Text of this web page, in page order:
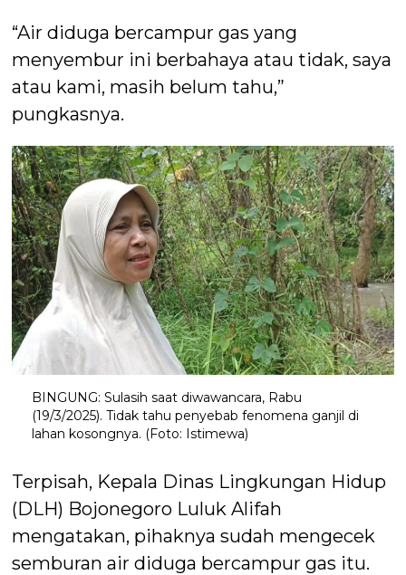
“Air diduga bercampur gas yang
menyembur ini berbahaya atau tidak, saya
atau kami, masih belum tahu,”
pungkasnya.
BINGUNG: Sulasih saat diwawancara, Rabu
(19/3/2025). Tidak tahu penyebab fenomena ganjil di
lahan kosongnya. (Foto: Istimewa)
Terpisah, Kepala Dinas Lingkungan Hidup
(DLH) Bojonegoro Luluk Alifah
mengatakan, pihaknya sudah mengecek
semburan air diduga bercampur gas itu.